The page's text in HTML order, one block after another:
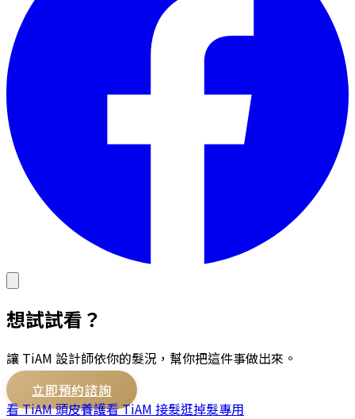
想試試看？
讓 TiAM 設計師依你的髮況，幫你把這件事做出來。
立即預約諮詢
看 TiAM頭皮養護看 TiAM 接髮逛掉髮專用